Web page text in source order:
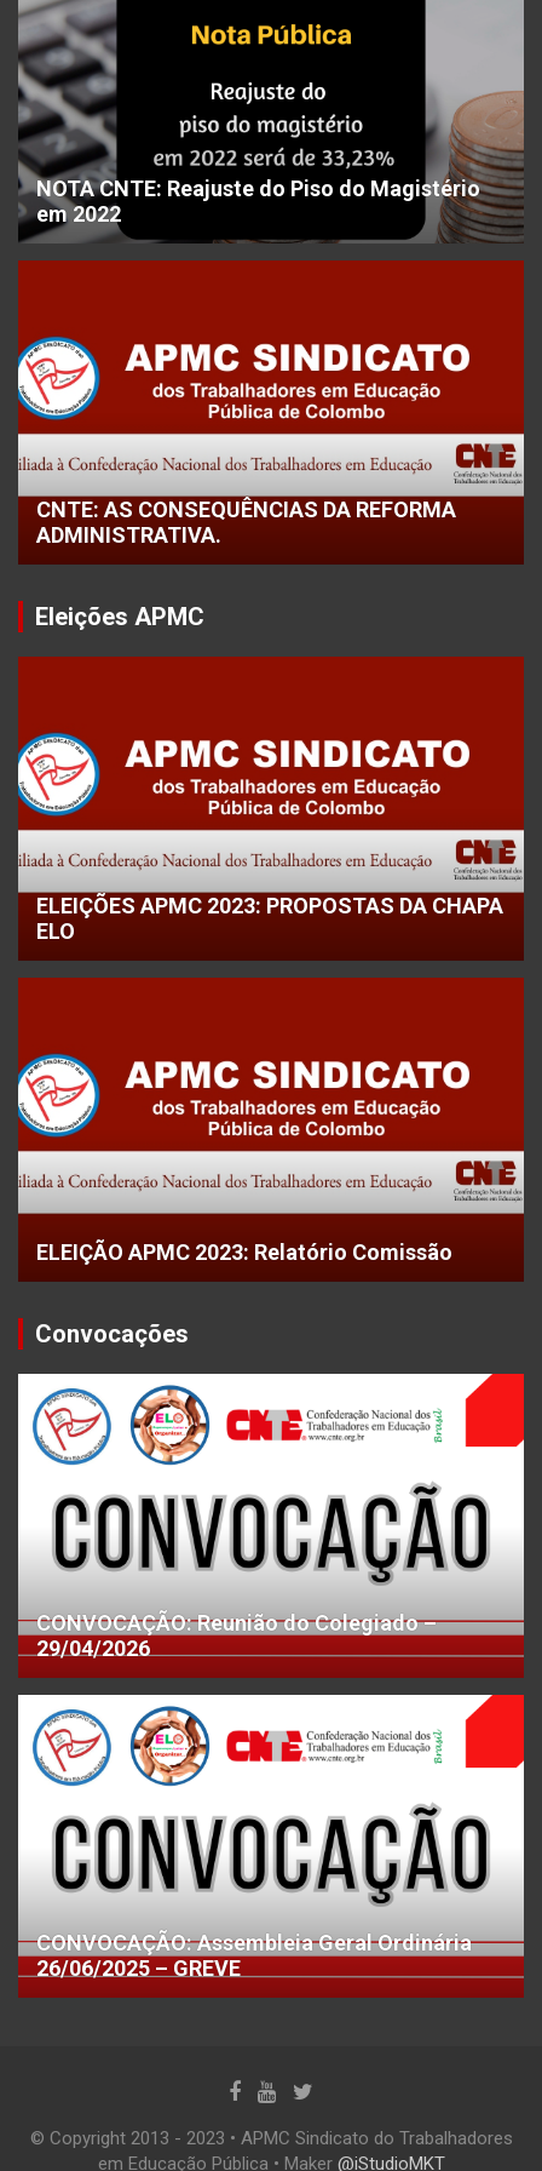
NOTA CNTE: Reajuste do Piso do Magistério
em 2022
CNTE: AS CONSEQUÊNCIAS DA REFORMA
ADMINISTRATIVA.
Eleições APMC
ELEIÇÕES APMC 2023: PROPOSTAS DA CHAPA
ELO
ELEIÇÃO APMC 2023: Relatório Comissão
Convocações
CONVOCAÇÃO: Reunião do Colegiado –
29/04/2026
CONVOCAÇÃO: Assembleia Geral Ordinária
26/06/2025 – GREVE
© Copyright 2013 - 2023 • APMC Sindicato do Trabalhadores
em Educação Pública • Maker @iStudioMKT